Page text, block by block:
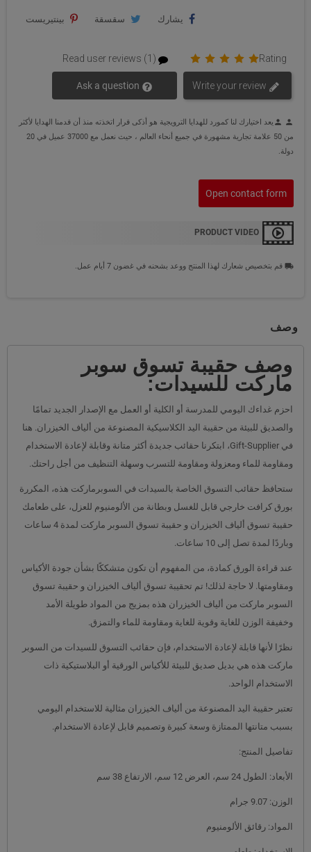
يشارك سقسقة بينتيريست
Rating
person
person يعد اختيارك لنا كمورد للهدايا الترويجية هو أذكى قرار اتخذته منذ أن قدمنا الهدايا لأكثر
من 50 علامة تجارية مشهورة في جميع أنحاء العالم ، حيث نعمل مع 37000 عميل في 20
دولة.
Open contact form
PRODUCT VIDEO
local_shipping قم بتخصيص شعارك لهذا المنتج ووعد بشحنه في غضون 7 أيام عمل.
وصف
وصف حقيبة تسوق سوبر
ماركت للسيدات:
احزم غداءك اليومي للمدرسة أو الكلية أو العمل مع الإصدار الجديد تمامًا
والصديق للبيئة من حقيبة اليد الكلاسيكية المصنوعة من ألياف الخيزران. هنا
في Gift-Supplier، ابتكرنا حقائب جديدة أكثر متانة وقابلة لإعادة الاستخدام
ومقاومة للماء ومعزولة ومقاومة للتسرب وسهلة التنظيف من أجل راحتك.
ستحافظ حقائب التسوق الخاصة بالسيدات في السوبرماركت هذه، المكررة
بورق كرافت خارجي قابل للغسل وبطانة من الألومنيوم للعزل، على طعامك
حقيبة تسوق ألياف الخيزران و حقيبة تسوق السوبر ماركت لمدة 4 ساعات
وباردًا لمدة تصل إلى 10 ساعات.
عند قراءة الورق كمادة، من المفهوم أن تكون متشككًا بشأن جودة الأكياس
ومقاومتها. لا حاجة لذلك! تم تحقيبة تسوق ألياف الخيزران و حقيبة تسوق
السوبر ماركت من ألياف الخيزران هذه بمزيج من المواد طويلة الأمد
وخفيفة الوزن للغاية وقوية للغاية ومقاومة للماء والتمزق.
نظرًا لأنها قابلة لإعادة الاستخدام، فإن حقائب التسوق للسيدات من السوبر
ماركت هذه هي بديل صديق للبيئة للأكياس الورقية أو البلاستيكية ذات
الاستخدام الواحد.
تعتبر حقيبة اليد المصنوعة من ألياف الخيزران مثالية للاستخدام اليومي
بسبب متانتها الممتازة وسعة كبيرة وتصميم قابل لإعادة الاستخدام.
تفاصيل المنتج:
الأبعاد: الطول 24 سم، العرض 12 سم، الارتفاع 38 سم
الوزن: 9.07 جرام
المواد: رقائق الألومنيوم